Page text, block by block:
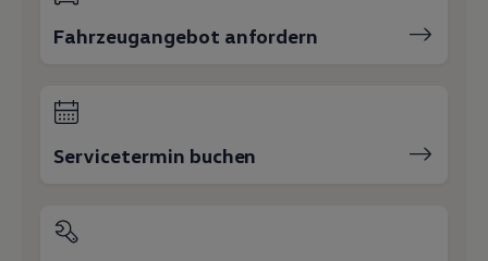
Fahrzeugangebot anfordern
Servicetermin buchen